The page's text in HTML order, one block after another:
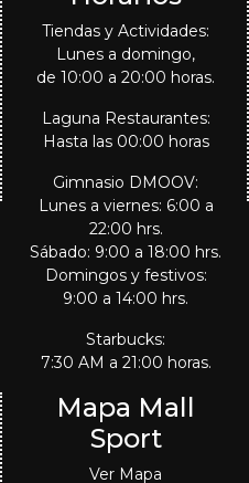
Tiendas y Actividades:
Lunes a domingo,
de 10:00 a 20:00 horas.
Laguna Restaurantes:
Hasta las 00:00 horas
Gimnasio DMOOV:
Lunes a viernes: 6:00 a
22:00 hrs.
Sábado: 9:00 a 18:00 hrs.
Domingos y festivos:
9:00 a 14:00 hrs.
Starbucks:
7:30 AM a 21:00 horas.
Mapa Mall
Sport
Ver Mapa